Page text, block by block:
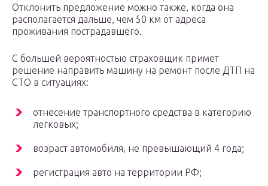
Отклонить предложение можно также, когда она
располагается дальше, чем 50 км от адреса
проживания пострадавшего.
С большей вероятностью страховщик примет
решение направить машину на ремонт после ДТП на
СТО в ситуациях:
отнесение транспортного средства в категорию
легковых;
возраст автомобиля, не превышающий 4 года;
регистрация авто на территории РФ;